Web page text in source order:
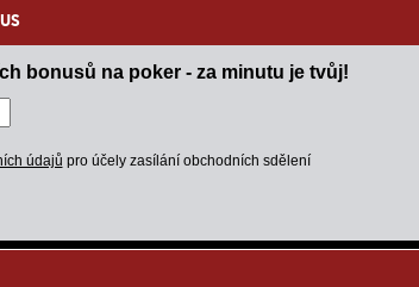
bonusů na poker - za minutu je tvůj!
údajů pro účely zasílání obchodních sdělení